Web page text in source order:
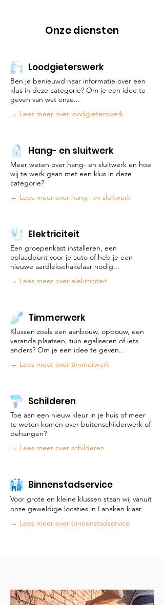
Onze diensten
Loodgieterswerk
Ben je benieuwd naar informatie over een
klus in deze categorie? Om je een idee te
geven van wat onze...
→ Lees meer over loodgieterswerk
Hang- en sluitwerk
Meer weten over hang- en sluitwerk en hoe
wij te werk gaan met een klus in deze
categorie?
→ Lees meer over hang- en sluitwerk
Elektriciteit
Een groepenkast installeren, een
oplaadpunt voor je auto of heb je een
nieuwe aardlekschakelaar nodig...
→ Lees meer over elektriciteit
Timmerwerk
Klussen zoals een aanbouw, opbouw, een
veranda plaatsen, tuin egaliseren of iets
anders? Om je een idee te geven...
→ Lees meer over timmerwerk
Schilderen
Toe aan een nieuw kleur in je huis of meer
te weten komen over buitenschilderwerk of
behangen?
→ Lees meer over schilderen
Binnenstadservice
Voor grote en kleine klussen staan wij vanuit
onze geweldige locaties in Lanaken klaar.
→ Lees meer over binnenstadservice